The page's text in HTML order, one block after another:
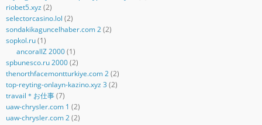
riobet5.xyz (2)
selectorcasino.lol (2)
sondakikaguncelhaber.com 2(2)
sopkol.ru(1)
ancorallZ 2000(1)
spbunesco.ru 2000(2)
thenorthfacemontturkiye.com 2(2)
top-reyting-onlayn-kazino.xyz 3 (2)
travail＊お仕事(7)
uaw-chrysler.com 1 (2)
uaw-chrysler.com 2(2)